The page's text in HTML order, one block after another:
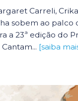
Carreli,
sobem ao palco
a 23ª edição do
[saiba